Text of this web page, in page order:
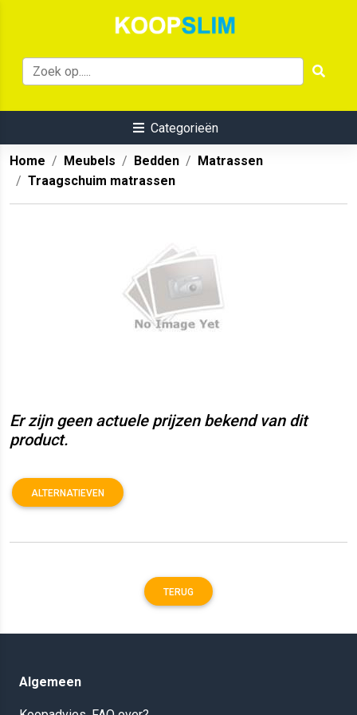
Categorieën
Home Meubels Bedden
Matrassen
Traagschuim matrassen
Er zijn geen actuele prijzen bekend van dit
product.
ALTERNATIEVEN
TERUG
Algemeen